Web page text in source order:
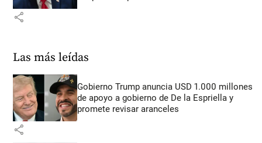
share
Las más leídas
Gobierno Trump anuncia USD 1.000 millones
de apoyo a gobierno de De la Espriella y
promete revisar aranceles
share